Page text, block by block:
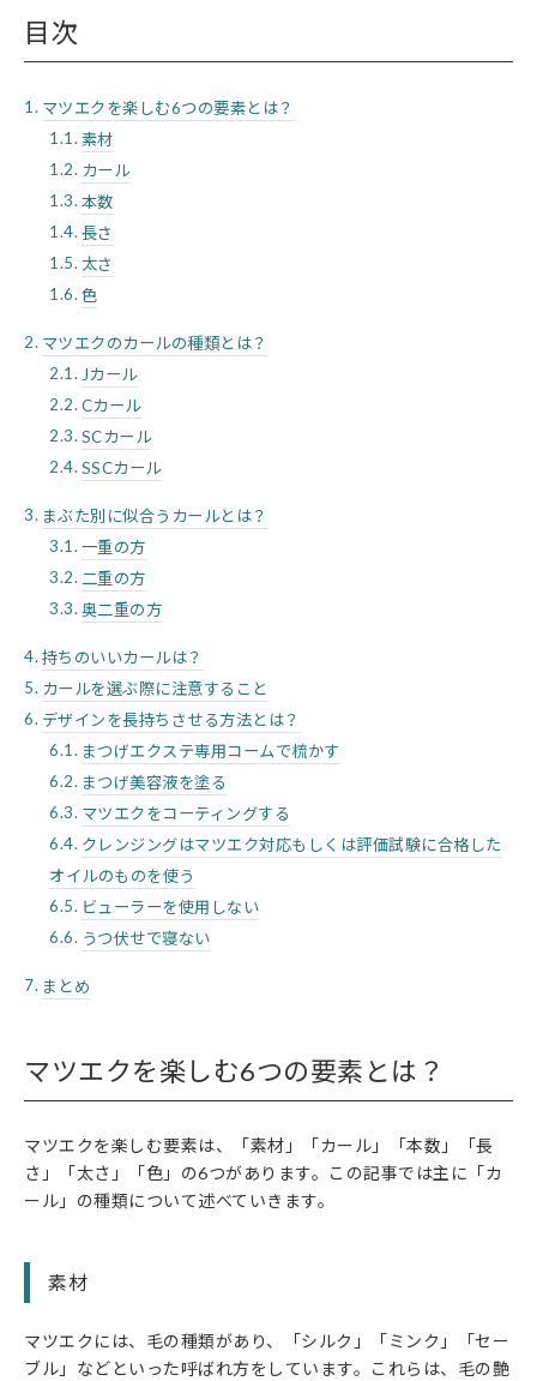
目次
マツエクを楽しむ6つの要素とは？
素材
カール
本数
長さ
太さ
色
マツエクのカールの種類とは？
Jカール
Cカール
SCカール
SSCカール
まぶた別に似合うカールとは？
一重の方
二重の方
奥二重の方
持ちのいいカールは？
カールを選ぶ際に注意すること
デザインを長持ちさせる方法とは？
まつげエクステ専用コームで梳かす
まつげ美容液を塗る
マツエクをコーティングする
クレンジングはマツエク対応もしくは評価試験に合格した
オイルのものを使う
ビューラーを使用しない
うつ伏せで寝ない
まとめ
マツエクを楽しむ6つの要素とは？
マツエクを楽しむ要素は、「素材」「カール」「本数」「長
さ」「太さ」「色」の6つがあります。この記事では主に「カ
ール」の種類について述べていきます。
素材
マツエクには、毛の種類があり、「シルク」「ミンク」「セー
ブル」などといった呼ばれ方をしています。これらは、毛の艶